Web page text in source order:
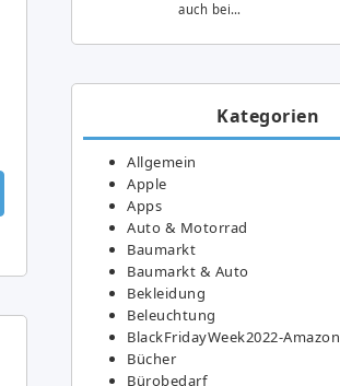
auch bei…
Kategorien
Allgemein
Apple
Apps
Auto & Motorrad
Baumarkt
Baumarkt & Auto
Bekleidung
Beleuchtung
BlackFridayWeek2022-Amazon
Bücher
Bürobedarf